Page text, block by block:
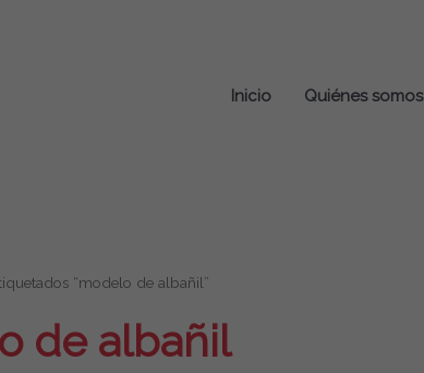
Inicio
Quiénes somos
“modelo de albañil”
de albañil